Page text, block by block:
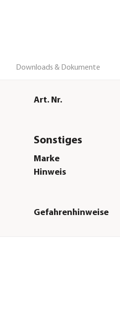
Downloads & Dokumente
Art. Nr.
Sonstiges
Marke
Hinweis
Gefahrenhinweise